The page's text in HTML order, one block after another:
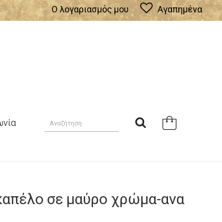
Ο λογαριασμός μου Αγαπημένα
σε μαύρο χρώμα-ανα